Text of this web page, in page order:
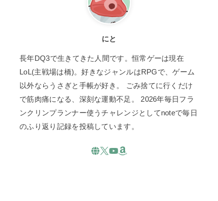
にと
長年DQ3で生きてきた人間です。恒常ゲーは現在
LoL(主戦場は橋)。好きなジャンルはRPGで、ゲーム
以外ならうさぎと手帳が好き。 ごみ捨てに行くだけ
で筋肉痛になる、深刻な運動不足。 2026年毎日フラ
ンクリンプランナー使うチャレンジとしてnoteで毎日
のふり返り記録を投稿しています。